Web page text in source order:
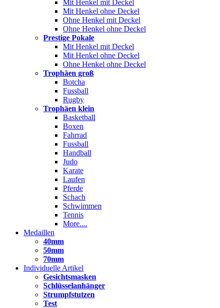
Mit Henkel mit Deckel
Mit Henkel ohne Deckel
Ohne Henkel mit Deckel
Ohne Henkel ohne Deckel
Prestige Pokale
Mit Henkel mit Deckel
Mit Henkel ohne Deckel
Ohne Henkel ohne Deckel
Trophäen groß
Botcha
Fussball
Rugby
Trophäen klein
Basketball
Boxen
Fahrrad
Fussball
Handball
Judo
Karate
Laufen
Pferde
Schach
Schwimmen
Tennis
More....
Medaillen
40mm
50mm
70mm
Individuelle Artikel
Gesichtsmasken
Schlüsselanhänger
Strumpfstutzen
Test